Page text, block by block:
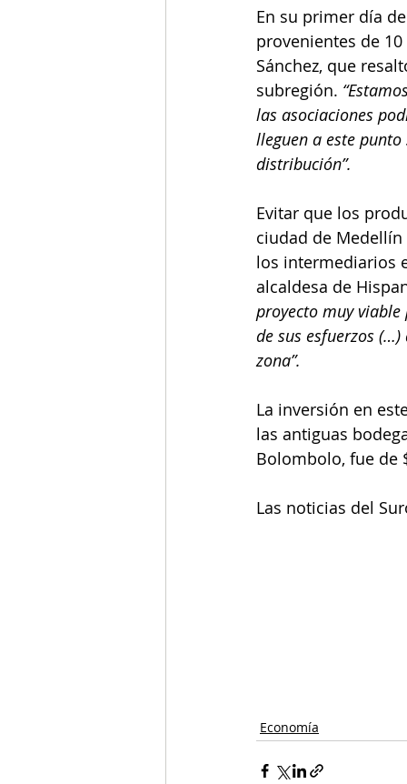
En su primer día
provenientes de
Sánchez, que
subregión.
las asociaciones
lleguen a este
distribución”.
Evitar que los
ciudad de
los intermediarios
alcaldesa de
proyecto muy
de sus esfuerzos
zona”.
La inversión en
las antiguas
Bolombolo, fue de
Las noticias del
Economía